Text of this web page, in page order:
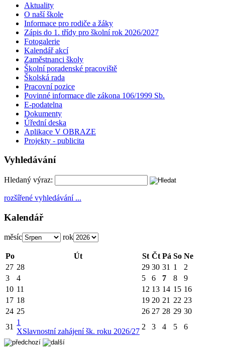
Aktuality
O naší škole
Informace pro rodiče a žáky
Zápis do 1. třídy pro školní rok 2026/2027
Fotogalerie
Kalendář akcí
Zaměstnanci školy
Školní poradenské pracoviště
Školská rada
Pracovní pozice
Povinné informace dle zákona 106/1999 Sb.
E-podatelna
Dokumenty
Úřední deska
Aplikace V OBRAZE
Projekty - publicita
Vyhledávání
Hledaný výraz:
rozšířené vyhledávání ...
Kalendář
měsíc rok
Po Út St Čt Pá So Ne
27 28 29 30 31 1
2
3
4 5 6 7 8
9
10 11 12 13 14 15 16
17 18 19 20 21 22 23
24 25 26 27 28 29 30
31
1
XSlavnostní zahájení šk. roku 2026/27
2 3 4 5 6